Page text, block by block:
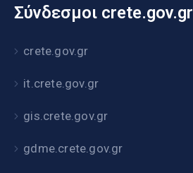
Σύνδεσμοι crete.gov.gr
crete.gov.gr
it.crete.gov.gr
gis.crete.gov.gr
gdme.crete.gov.gr